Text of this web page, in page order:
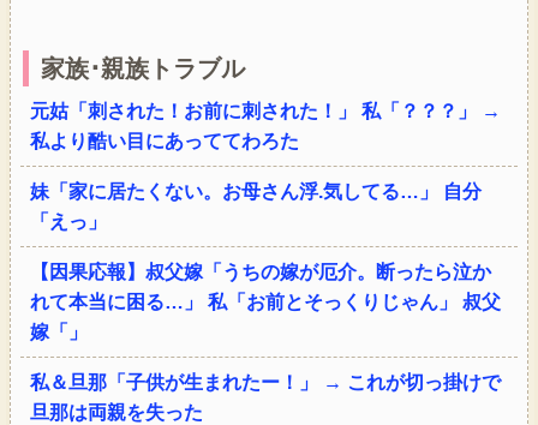
家族･親族トラブル
元姑「刺された！お前に刺された！」 私「？？？」 →
私より酷い目にあっててわろた
妹「家に居たくない。お母さん浮.気してる…」 自分
「えっ」
【因果応報】叔父嫁「うちの嫁が厄介。断ったら泣か
れて本当に困る…」 私「お前とそっくりじゃん」 叔父
嫁「」
私＆旦那「子供が生まれたー！」 → これが切っ掛けで
旦那は両親を失った